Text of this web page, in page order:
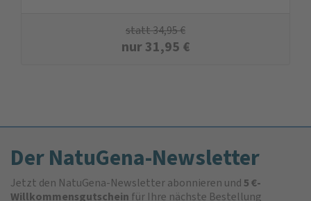
statt34,95€
nur31,95 €
Der NatuGena-Newsletter
Jetzt den NatuGena-Newsletter abonnieren und5 €-
Willkommensgutschein für Ihre nächste Bestellung